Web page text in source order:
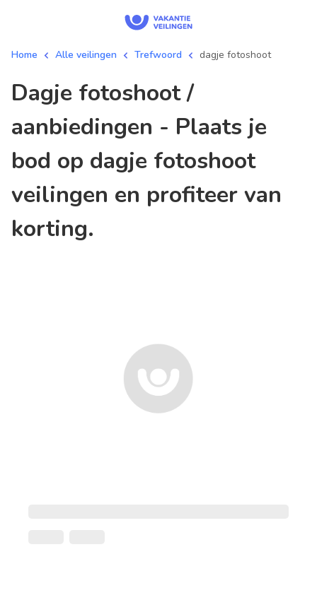
Home Alle veilingen Trefwoord dagje fotoshoot
dagje fotoshoot /
aanbiedingen - Plaats je
bod op dagje fotoshoot
veilingen en profiteer van
korting.